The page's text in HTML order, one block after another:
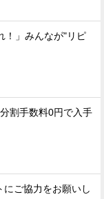
！」みんなが"リピ
割手数料0円で入手
ご協力をお願いし